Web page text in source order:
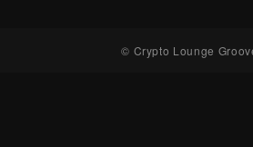
© Crypto Lounge